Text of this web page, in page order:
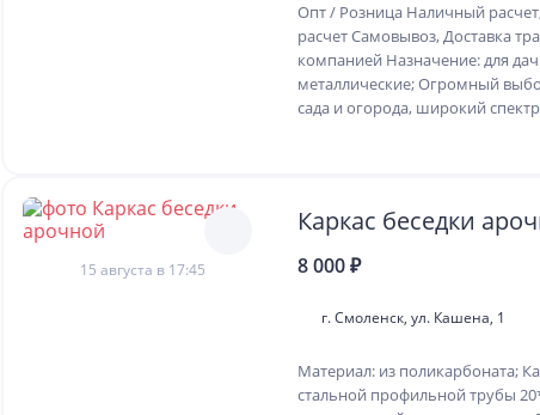
Опт / Розница Наличный
расчет Самовывоз, Доставка
компанией Назначение: для
металлические; Огромный
сада и огорода, широкий
15 августа в 17:45
Каркас беседки
8 000 ₽
г. Смоленск, ул. Кашена, 1
Материал: из поликарбоната;
стальной профильной трубы